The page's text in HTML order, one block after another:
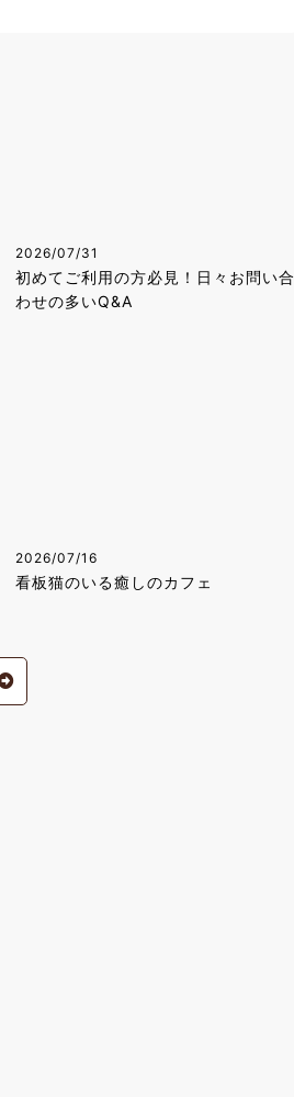
2026/07/31
初めてご利用の方必見！日々お問い合
わせの多いQ&A
2026/07/16
看板猫のいる癒しのカフェ